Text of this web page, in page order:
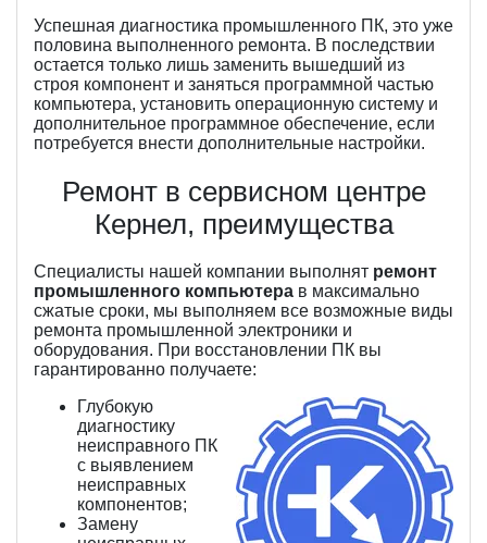
Успешная диагностика промышленного ПК, это уже
половина выполненного ремонта. В последствии
остается только лишь заменить вышедший из
строя компонент и заняться программной частью
компьютера, установить операционную систему и
дополнительное программное обеспечение, если
потребуется внести дополнительные настройки.
Ремонт в сервисном центре
Кернел, преимущества
Специалисты нашей компании выполнят ремонт
промышленного компьютера в максимально
сжатые сроки, мы выполняем все возможные виды
ремонта промышленной электроники и
оборудования. При восстановлении ПК вы
гарантированно получаете:
Глубокую
диагностику
неисправного ПК
с выявлением
неисправных
компонентов;
Замену